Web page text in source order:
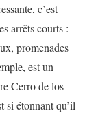
c’est
arrêts courts :
promenades
est un
Cerro de los
si étonnant qu’il